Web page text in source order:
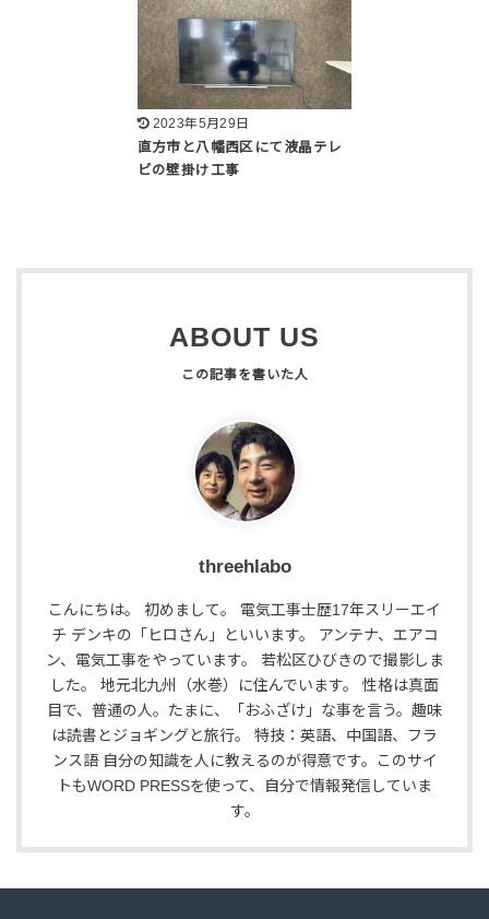
2023年5月29日
直方市と八幡西区にて液晶テレ
ビの壁掛け工事
ABOUT US
threehlabo
こんにちは。 初めまして。 電気工事士歴17年スリーエイ
チ デンキの「ヒロさん」といいます。 アンテナ、エアコ
ン、電気工事をやっています。 若松区ひびきので撮影しま
した。 地元北九州（水巻）に住んでいます。 性格は真面
目で、普通の人。たまに、「おふざけ」な事を言う。趣味
は読書とジョギングと旅行。 特技：英語、中国語、フラ
ンス語 自分の知識を人に教えるのが得意です。このサイ
トもWORD PRESSを使って、自分で情報発信していま
す。